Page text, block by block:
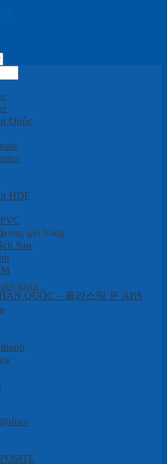
giỏ hàng.
hàng.
Quốc
HDF
Sạn
QUỐC – 플라스틱 문 ABS